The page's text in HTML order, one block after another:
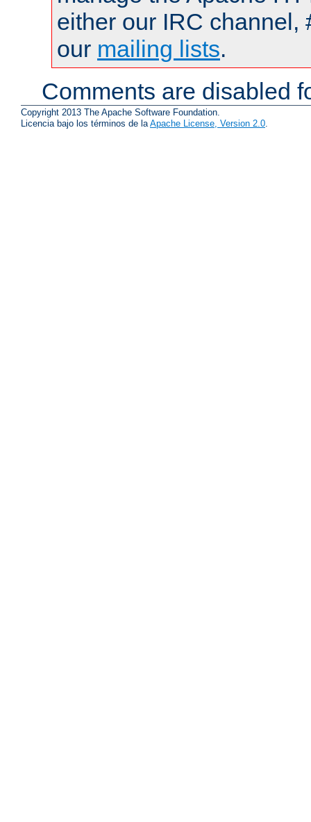
either our IRC channel,
our mailing lists.
Comments are disabled
Copyright 2013 The Apache Software Foundation.
Licencia bajo los términos de laApache License, Version 2.0.